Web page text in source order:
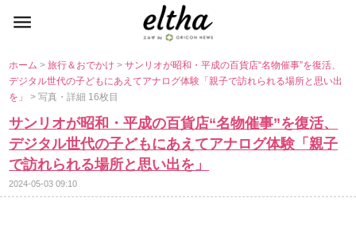
ホーム>旅行＆おでかけ>サンリオが昭和・平成の百貨店“名物催事”を復活、
デジタル世代の子どもにあえてアナログ体験「親子で訪れられる場所と思い出
を」> 写真・詳細 16枚目
サンリオが昭和・平成の百貨店“名物催事”を復活、
デジタル世代の子どもにあえてアナログ体験「親子
で訪れられる場所と思い出を」
2024-05-03 09:10